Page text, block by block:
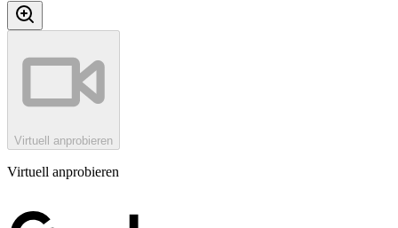
Virtuell anprobieren
Virtuell anprobieren